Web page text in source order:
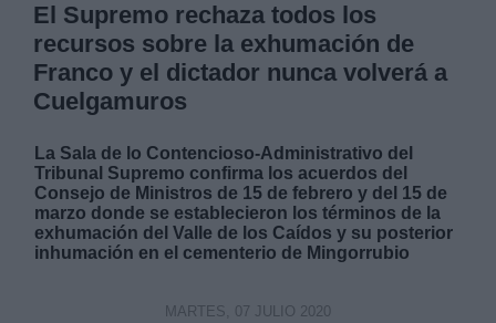
El Supremo rechaza todos los
recursos sobre la exhumación de
Franco y el dictador nunca volverá a
Cuelgamuros
La Sala de lo Contencioso-Administrativo del
Tribunal Supremo confirma los acuerdos del
Consejo de Ministros de 15 de febrero y del 15 de
marzo donde se establecieron los términos de la
exhumación del Valle de los Caídos y su posterior
inhumación en el cementerio de Mingorrubio
MARTES, 07 JULIO 2020
Legitimación: